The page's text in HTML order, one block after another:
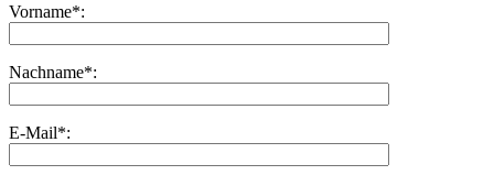
Vorname*:
Nachname*:
E-Mail*: